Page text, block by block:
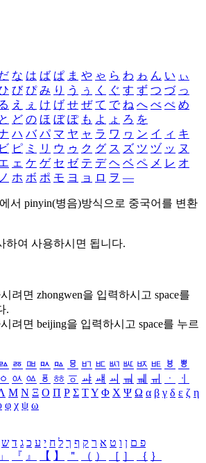
な は ば ぱ ま や ゃ ら わ ゎ ん い ぃ
び ぴ み り う ぅ く ぐ す ず つ づ っ
る え ぇ け げ せ ぜ て で ね へ べ ぺ め
と ど の ほ ぼ ぽ も よ ょ ろ を
ハ バ パ マ ヤ ャ ラ ワ ヮ ン イ ィ キ
ビ ピ ミ リ ウ ゥ ク グ ス ズ ツ ヅ ッ ヌ
ェ ケ ゲ セ ゼ テ デ ヘ ベ ペ メ レ オ
ノ ホ ボ ポ モ ヨ ョ ロ ヲ ―
에서 pinyin(병음)방식으로 중국어를 변환
하여 사용하시면 됩니다.
려면 zhongwen을 입력하시고 space를
.
려면 beijing을 입력하시고 space를 누르
ㅬ ㅭ ㅮ ㅯ ㅰ ㅱ ㅲ ㅳ ㅴ ㅵ ㅶ ㅷ ㅸ
ㅹ
ㆁ ㆂ ㆃ ㆄ ㆅ ㆆ ㆇ ㆈ ㆉ ㆊ ㆋ ㆌ ㆍ
ㆎ
Μ Ν Ξ Ο Π Ρ Σ ΤΥ Φ Χ Ψ Ω α β γ δ ε ζ η
φ χ ψ ω
פ ם ן ו ט א ר ק ף ך ל ח י ע כ ג ד ש
」 『 』 【 】 ＂ （ ） ［ ］ ｛ ｝